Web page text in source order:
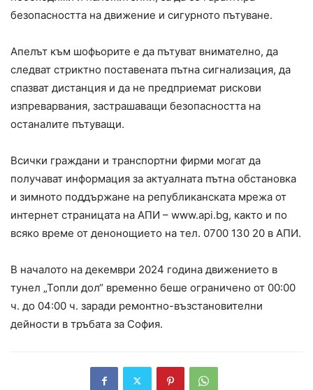
безопасността на движение и сигурното пътуване.
Апелът към шофьорите е да пътуват внимателно, да
следват стриктно поставената пътна сигнализация, да
спазват дистанция и да не предприемат рискови
изпреварвания, застрашаващи безопасността на
останалите пътуващи.
Всички граждани и транспортни фирми могат да
получават информация за актуалната пътна обстановка
и зимното поддържане на републиканската мрежа от
интернет страницата на АПИ – www.api.bg, както и по
всяко време от денонощието на тел. 0700 130 20 в АПИ.
В началото на декември 2024 година движението в
тунел „Топли дол“ временно беше ограничено от 00:00
ч. до 04:00 ч. заради ремонтно-възстановителни
дейности в тръбата за София.